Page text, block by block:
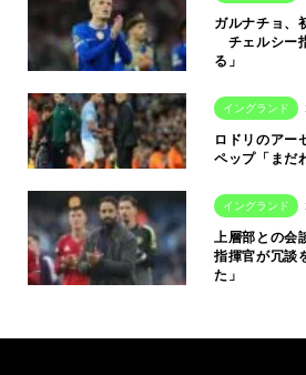
ガルナチョ、
チェルシー
る」
イングランド
ロドリのアー
ペップ「まだ
イングランド
上層部との会
指揮官が冗談
た」